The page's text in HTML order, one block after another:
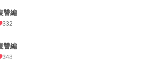
讐編
332
讐編
348